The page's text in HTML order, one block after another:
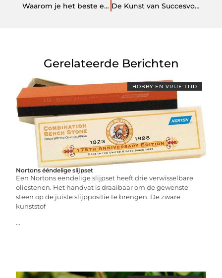
Waarom je het beste een Stapelbed aanschaft De Kunst van Succesvolle Linkbuilding: Een Essentieel Onderdeel van SEO
Gerelateerde Berichten
HOBBY EN VRIJE TIJD
Nortons ééndelige slijpset
Een Nortons eendelige slijpset heeft drie verwisselbare
oliestenen. Het handvat is draaibaar om de gewenste
steen op de juiste slijppositie te brengen. De zware
kunststof
...